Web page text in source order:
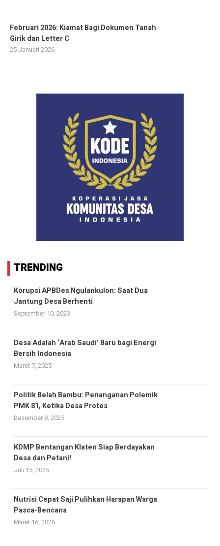
Februari 2026: Kiamat Bagi Dokumen Tanah
Girik dan Letter C
25 Januari 2026
TRENDING
Korupsi APBDes Ngulankulon: Saat Dua
Jantung Desa Berhenti
September 10, 2023
Desa Adalah ‘Arab Saudi’ Baru bagi Energi
Bersih Indonesia
Maret 7, 2025
Politik Belah Bambu: Penanganan Polemik
PMK 81, Ketika Desa Protes
Desember 8, 2025
KDMP Bentangan Klaten Siap Berdayakan
Desa dan Petani!
Juli 15, 2025
Nutrisi Cepat Saji Pulihkan Harapan Warga
Pasca-Bencana
Maret 16, 2026